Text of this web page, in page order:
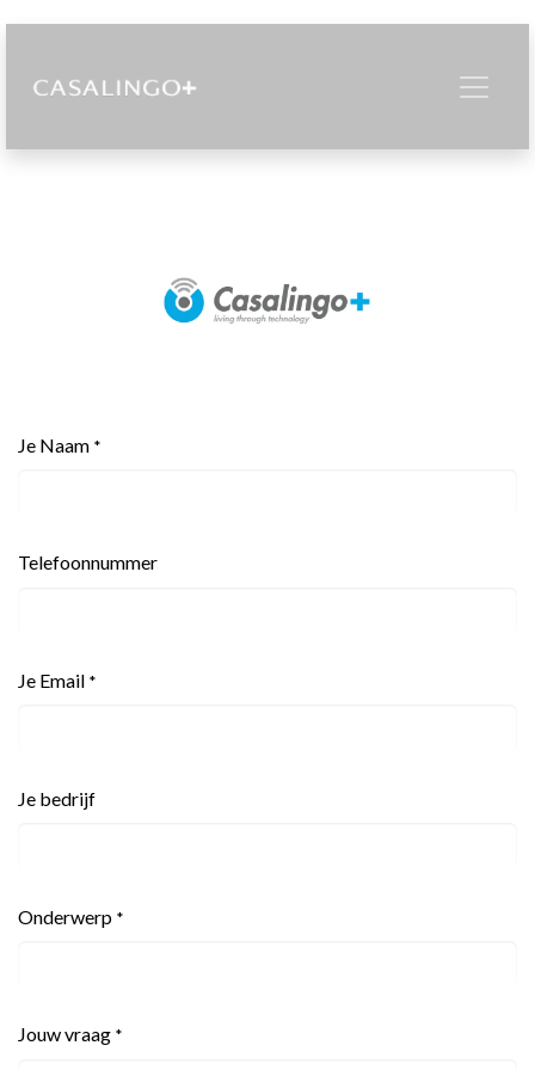
Je Naam *
Telefoonnummer
Je Email *
Je bedrijf
Onderwerp *
Jouw vraag *